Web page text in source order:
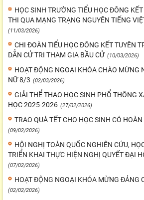
HỌC SINH TRƯỜNG TIỂU HỌC ĐÔNG
THI QUA MẠNG TRẠNG NGUYÊN TIẾNG
(11/03/2026)
CHI ĐOÀN TIỂU HỌC ĐÔNG KẾT TUYÊN
DẪN CỬ TRI THAM GIA BẦU CỬ (10/03/2026)
HOẠT ĐỘNG NGOẠI KHÓA CHÀO MỪNG
NỮ 8/3 (02/03/2026)
GIẢI THỂ THAO HỌC SINH PHỔ THÔNG
HỌC 2025-2026 (27/02/2026)
TRAO QUÀ TẾT CHO HỌC SINH CÓ
(09/02/2026)
HỘI NGHỊ TOÀN QUỐC NGHIÊN CỨU,
TRIỂN KHAI THỰC HIỆN NGHỊ QUYẾT ĐẠI
(07/02/2026)
HOẠT ĐỘNG NGOẠI KHÓA MỪNG ĐẢNG
(02/02/2026)